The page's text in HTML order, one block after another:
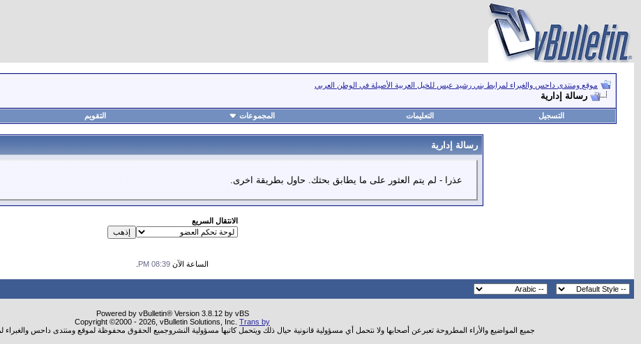
موقع ومنتدى داحس والغبراء لمرابط بني رشيد عبس للخيل العربية الأصيلة في الوطن العربي
رسالة إدارية
التسجيل التعليمات المجموعات التقويم
رسالة إدارية
عذرا - لم يتم العثور على ما يطابق بحثك. حاول بطريقة اخرى.
الانتقال السريع
الساعة الآن 08:39 PM
Powered by vBulletin® Version 3.8.12 by vBS
Copyright ©2000 - 2026, vBulletin Solutions, Inc. Trans by
جميع المواضيع والأراء المطروحة تعبرعن أصحابها ولا نتحمل أي مسؤولية قانونية حيال ذلك ويتحمل كاتبها مسؤولية النشروجميع الحقوق محفوظة لموقع ومنتدى داحس